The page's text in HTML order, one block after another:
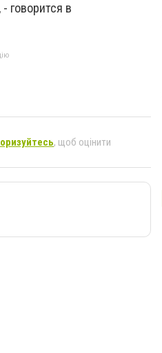
говорится в
, щоб оцінити